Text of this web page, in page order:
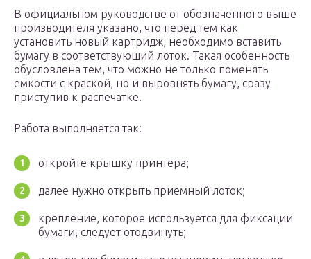
В официальном руководстве от обозначенного выше
производителя указано, что перед тем как
установить новый картридж, необходимо вставить
бумагу в соответствующий лоток. Такая особенность
обусловлена тем, что можно не только поменять
емкости с краской, но и выровнять бумагу, сразу
приступив к распечатке.
Работа выполняется так:
откройте крышку принтера;
далее нужно открыть приемный лоток;
крепление, которое используется для фиксации
бумаги, следует отодвинуть;